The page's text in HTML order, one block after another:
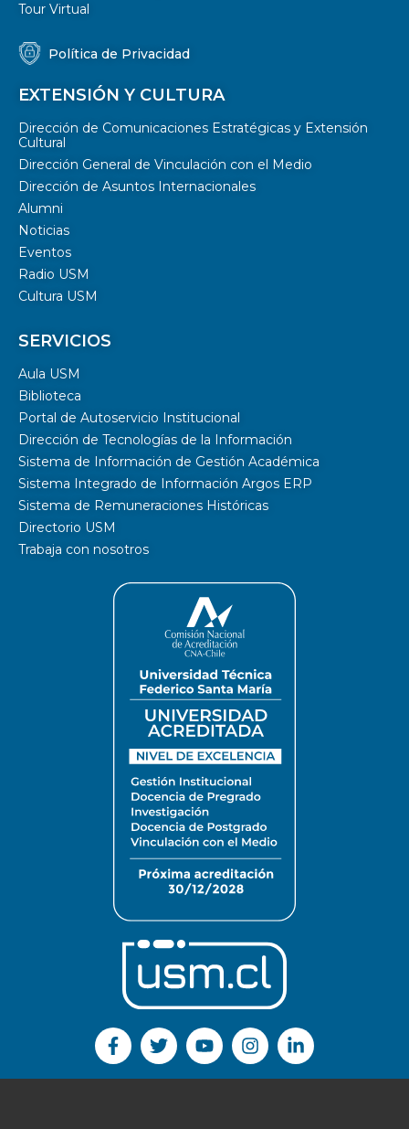
Tour Virtual
Política de Privacidad
EXTENSIÓN Y CULTURA
Dirección de Comunicaciones Estratégicas y Extensión
Cultural
Dirección General de Vinculación con el Medio
Dirección de Asuntos Internacionales
Alumni
Noticias
Eventos
Radio USM
Cultura USM
SERVICIOS
Aula USM
Biblioteca
Portal de Autoservicio Institucional
Dirección de Tecnologías de la Información
Sistema de Información de Gestión Académica
Sistema Integrado de Información Argos ERP
Sistema de Remuneraciones Históricas
Directorio USM
Trabaja con nosotros